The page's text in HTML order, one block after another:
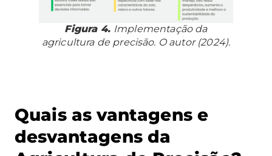
Figura 4. Implementação da
agricultura de precisão. O autor (2024).
Quais as vantagens e
desvantagens da